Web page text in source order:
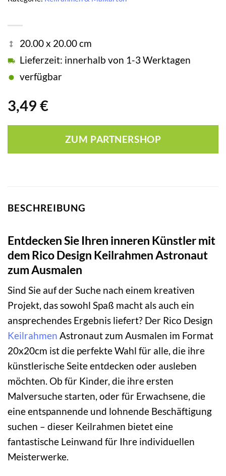
3,49 €
20.00 x 20.00 cm
Lieferzeit: innerhalb von 1-3 Werktagen
verfügbar
ZUM PARTNERSHOP
BESCHREIBUNG
Entdecken Sie Ihren inneren Künstler mit
dem Rico Design Keilrahmen Astronaut
zum Ausmalen
Sind Sie auf der Suche nach einem kreativen
Projekt, das sowohl Spaß macht als auch ein
ansprechendes Ergebnis liefert? Der Rico Design
Keilrahmen Astronaut zum Ausmalen im Format
20x20cm ist die perfekte Wahl für alle, die ihre
künstlerische Seite entdecken oder ausleben
möchten. Ob für Kinder, die ihre ersten
Malversuche starten, oder für Erwachsene, die
eine entspannende und lohnende Beschäftigung
suchen – dieser Keilrahmen bietet eine
fantastische Leinwand für Ihre individuellen
Meisterwerke.